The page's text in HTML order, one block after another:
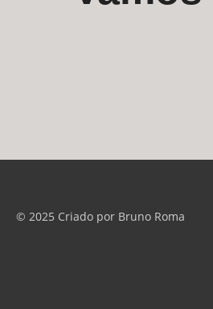
© 2025 Criado por Bruno Roma